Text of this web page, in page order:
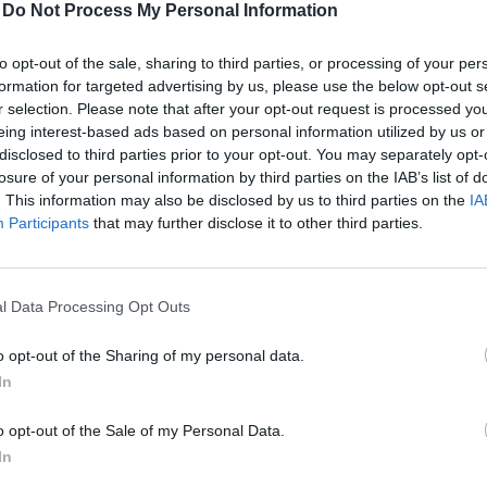
Do Not Process My Personal Information
opt-out of the sale, sharing to third parties, or processing of your
for targeted advertising by us, please use the below opt-out
selection. Please note that after your opt-out request is processed
interest-based ads based on personal information utilized by us
to third parties prior to your opt-out. You may separately
of your personal information by third parties on the IAB’s list of
This information may also be disclosed by us to third parties on the
Participants that may further disclose it to other third parties.
Data Processing Opt Outs
opt-out of the Sharing of my personal data.
opt-out of the Sale of my Personal Data.
a hazai gazdaság számára a vállalatok
számának növelése és ebben kíván segítséget
amely a Nemzeti Tőkeholding felügyelete mellett
vezérigazgató-helyettese a Portfolio-nak adott
kezelt alapok fókuszáról, céljairól, és kiemelte: már
dedikáltan érettebb vállalatokkal foglalkoznak. Csak
új befektetési lehetőséget vizsgáltak már meg. A
cél ugyanis, hogy a sikeres hazai cégek
adják a magyar gazdaságnak.
hogy a Nemzeti Tőkeholdingon belül hol és milyen
Tőkeholdingnak az állami tőkealapok tekintetében több
felügyeli a hozzá tartozó alapokat, másrészt fejleszti a